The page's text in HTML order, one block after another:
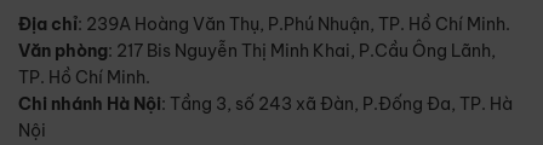
Địa chỉ: 239A Hoàng Văn Thụ, P.Phú Nhuận, TP. Hồ Chí Minh.
Văn phòng: 217 Bis Nguyễn Thị Minh Khai, P.Cầu Ông Lãnh,
TP. Hồ Chí Minh.
Chi nhánh Hà Nội: Tầng 3, số 243 xã Đàn, P.Đống Đa, TP. Hà
Nội